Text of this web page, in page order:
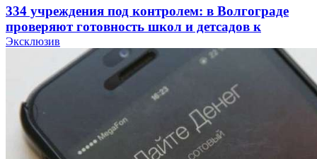
334 учреждения под контролем: в Волгограде
проверяют готовность школ и детсадов к
учебному году
Покушение на убийство в Волгограде: девушка
напала на незнакомую женщину с ножом
12:39
Эксклюзив